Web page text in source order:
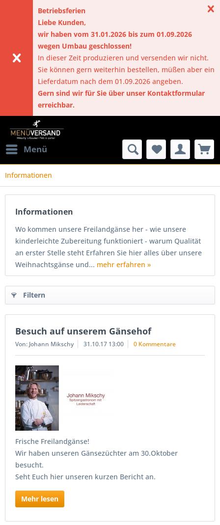
Betriebsferien
Liebe Kunden,
wir haben vom 31.01.2026 bis zum 01.09.2026
wegen Umbau geschlossen!
In dieser Zeit produzieren und versenden wir nicht.
Sie können gern weiterhin bestellen, müßen aber ein
Lieferdatum nach dem 01.09.2026 angeben.
Gern sind wir für Sie über unser Kontaktformular
erreichbar.
Menü
Informationen
Informationen
Wo kommen unsere Freilandgänse her - wie unsere
kinderleichte Zubereitung funktioniert - warum Qualität
an erster Stelle steht Erfahren Sie hier alles über unsere
Weihnachtsgänse und... mehr erfahren »
Filtern
Besuch auf unserem Gänsehof
Von: Johann Mikschy 31.10.17 13:00 0 Kommentare
Frische Freilandgänse!
Wir haben unseren Gänsezüchter am 30.Oktober
besucht.
Seht Euch hier unseren kurzen Bericht an.
Mehr lesen